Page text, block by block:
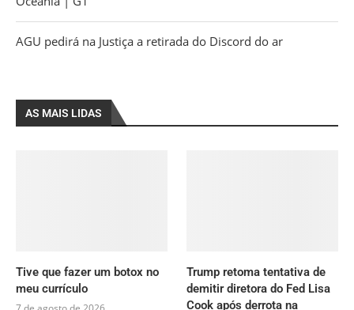
AGU pedirá na Justiça a retirada do Discord do ar
AS MAIS LIDAS
Tive que fazer um botox no
meu currículo
Trump retoma tentativa de
demitir diretora do Fed Lisa
Cook após derrota na